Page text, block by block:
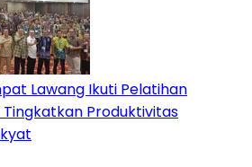
Lawang Ikuti Pelatihan
Tingkatkan Produktivitas